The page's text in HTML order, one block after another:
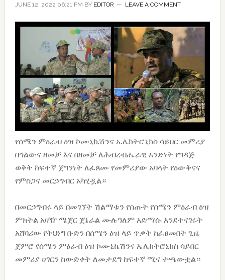
JUNE 12, 2022 06:21 PM BY EDITOR LEAVE A COMMENT
የሰሜን ምዕራብ ዕዝ ኮሙኒኬሽንና ኤሌክትሮኒክስ ሳይበር መምሪያ
በኅልውና ዘመቻ እና በዘመቻ ለሕብረብሔራዊ አንድነት የግዳጅ
ወቅት ከፍተኛ ጀግንነት ለፈጸሙ የመምሪያው አባላት የዕውቅናና
የምስጋና መርኃግብር አካሂዷል።
በመርኃግብሩ ላይ በመገኘት ሽልማቱን የሰጡት የሰሜን ምዕራብ ዕዝ
ምክትል አዛዥ ሜጀር ጀኔራል ሙሉዓለም አድማሱ እንደተናገሩት
አሸባሪው የትህነግ ቡድን በሰሜን ዕዝ ላይ ጥቃት ከፈፀመበት ጊዜ
ጀምሮ የሰሜን ምዕራብ ዕዝ ኮሙኒኬሽንና ኤሌክትሮኒክስ ሳይበር
መምሪያ ሀገርን ከውድቀት ለመታደግ ከፍተኛ ሚና ተጫውቷል።